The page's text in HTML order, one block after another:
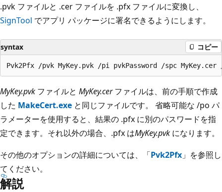
.pvk ファイルと .cer ファイルを .pfx ファイルに変換し、
SignTool でアプリ パッケージに署名できるようにします。
syntax コピー
MyKey.pvk ファイルと MyKey.cerファイルは、前の手順で作成
した MakeCert.exe と同じファイルです。 省略可能な /po パ
ラメーターを使用すると、結果の .pfx に別のパスワードを指
定できます。それ以外の場合、.pfx はMyKey.pvk になります。
その他のオプションの詳細については、「Pvk2Pfx 」を参照し
てください。
解説